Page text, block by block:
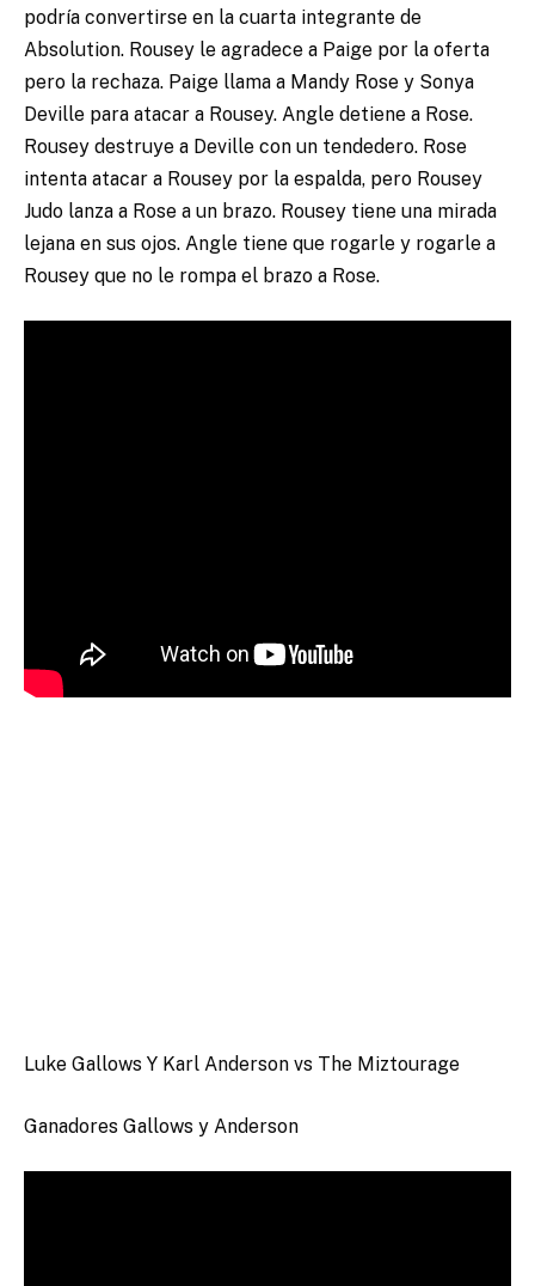
podría convertirse en la cuarta integrante de
Absolution. Rousey le agradece a Paige por la oferta
pero la rechaza. Paige llama a Mandy Rose y Sonya
Deville para atacar a Rousey. Angle detiene a Rose.
Rousey destruye a Deville con un tendedero. Rose
intenta atacar a Rousey por la espalda, pero Rousey
Judo lanza a Rose a un brazo. Rousey tiene una mirada
lejana en sus ojos. Angle tiene que rogarle y rogarle a
Rousey que no le rompa el brazo a Rose.
Luke Gallows Y Karl Anderson vs The Miztourage
Ganadores Gallows y Anderson